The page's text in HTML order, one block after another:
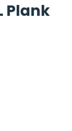
Plank